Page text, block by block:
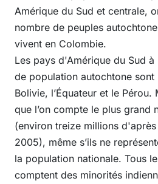
Amérique du Sud et centrale,
nombre de peuples
vivent en Colombie.
Les pays d'Amérique du Sud
de population autochtone sont
Bolivie, l’Équateur et le Pérou.
que l’on compte le plus grand
(environ treize millions
2005), même s’ils ne
la population nationale. Tous
comptent des minorités